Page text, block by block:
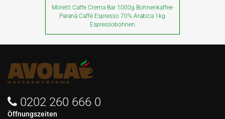
Moretti Caffe Crema Bar 1000g Bohnenkaffee
Paranà Caffè Espresso 70% Arabica 1kg
Espressobohnen
0202 260 666 0
Öffnungszeiten